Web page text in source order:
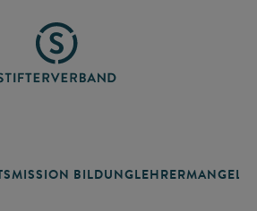
BILDUNGLEHRERMANGEL